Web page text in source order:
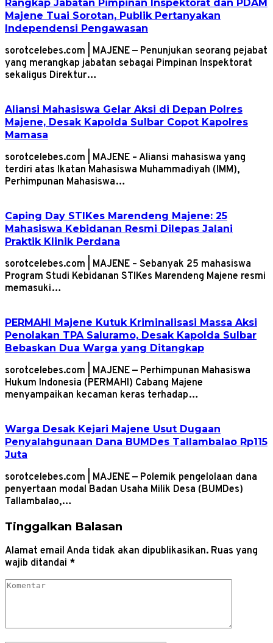
Rangkap Jabatan Pimpinan Inspektorat dan PDAM
Majene Tuai Sorotan, Publik Pertanyakan
Independensi Pengawasan
sorotcelebes.com | MAJENE — Penunjukan seorang pejabat
yang merangkap jabatan sebagai Pimpinan Inspektorat
sekaligus Direktur…
Aliansi Mahasiswa Gelar Aksi di Depan Polres
Majene, Desak Kapolda Sulbar Copot Kapolres
Mamasa
sorotcelebes.com | MAJENE – Aliansi mahasiswa yang
terdiri atas Ikatan Mahasiswa Muhammadiyah (IMM),
Perhimpunan Mahasiswa…
Caping Day STIKes Marendeng Majene: 25
Mahasiswa Kebidanan Resmi Dilepas Jalani
Praktik Klinik Perdana
sorotcelebes.com | MAJENE – Sebanyak 25 mahasiswa
Program Studi Kebidanan STIKes Marendeng Majene resmi
memasuki…
PERMAHI Majene Kutuk Kriminalisasi Massa Aksi
Penolakan TPA Saluramo, Desak Kapolda Sulbar
Bebaskan Dua Warga yang Ditangkap
sorotcelebes.com | MAJENE — Perhimpunan Mahasiswa
Hukum Indonesia (PERMAHI) Cabang Majene
menyampaikan kecaman keras terhadap…
Warga Desak Kejari Majene Usut Dugaan
Penyalahgunaan Dana BUMDes Tallambalao Rp115
Juta
sorotcelebes.com | MAJENE — Polemik pengelolaan dana
penyertaan modal Badan Usaha Milik Desa (BUMDes)
Tallambalao,…
Tinggalkan Balasan
Alamat email Anda tidak akan dipublikasikan. Ruas yang
wajib ditandai *